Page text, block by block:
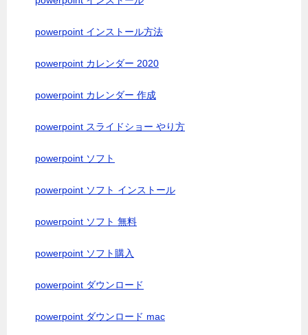
powerpoint インストール方法
powerpoint カレンダー 2020
powerpoint カレンダー 作成
powerpoint スライドショー やり方
powerpoint ソフト
powerpoint ソフト インストール
powerpoint ソフト 無料
powerpoint ソフト購入
powerpoint ダウンロード
powerpoint ダウンロード mac